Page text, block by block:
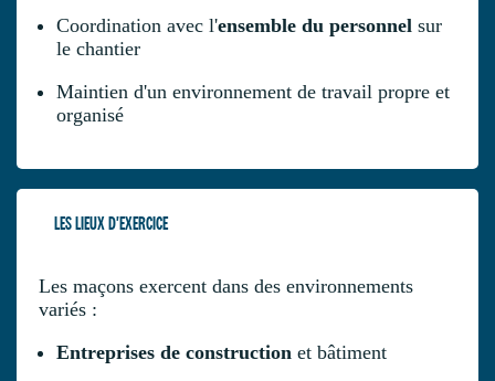
Coordination avec l'ensemble du personnel sur
le chantier
Maintien d'un environnement de travail propre et
organisé
LES LIEUX D'EXERCICE
Les maçons exercent dans des environnements
variés :
Entreprises de construction et bâtiment